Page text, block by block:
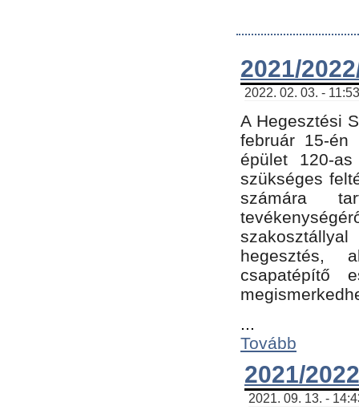
2021/
2022. 02. 03. -
A Hegesztési
február 15-
épület 120-
szükséges
számára
hegesztés,
csapatépítő
...
Tovább
2021/
2021. 09. 13. -